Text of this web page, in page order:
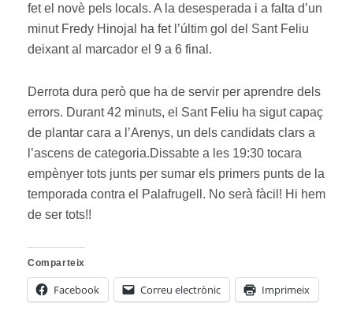
fet el novè pels locals. A la desesperada i a falta d’un
minut Fredy Hinojal ha fet l’últim gol del Sant Feliu
deixant al marcador el 9 a 6 final.
Derrota dura però que ha de servir per aprendre dels
errors. Durant 42 minuts, el Sant Feliu ha sigut capaç
de plantar cara a l’Arenys, un dels candidats clars a
l’ascens de categoria.Dissabte a les 19:30 tocara
empènyer tots junts per sumar els primers punts de la
temporada contra el Palafrugell. No serà fàcil! Hi hem
de ser tots!!
Comparteix
Facebook Correu electrònic Imprimeix